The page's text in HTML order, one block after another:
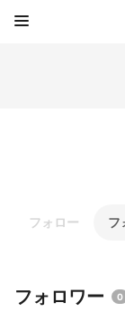
フォロー フ
フォロワー 0